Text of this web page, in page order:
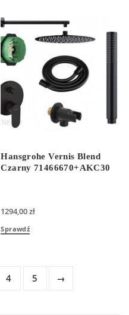
Hansgrohe Vernis Blend
Czarny 71466670+AKC30
1294,00zł
Sprawdź
4 5 →